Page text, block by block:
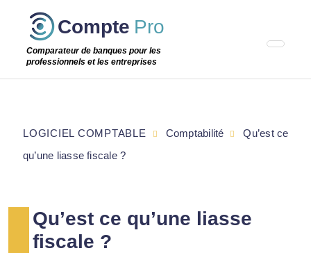
Passer
étape
Compte Pro
Comparateur de banques pour les
professionnels et les entreprises
Qu’est ce qu’une liasse
fiscale ?
LOGICIEL COMPTABLE Comptabilité
Qu’est ce
qu’une liasse fiscale ?